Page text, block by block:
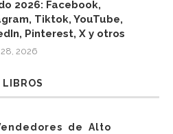
2026: Facebook,
Tiktok, YouTube,
Pinterest, X y otros
2026
LIBROS
de Alto